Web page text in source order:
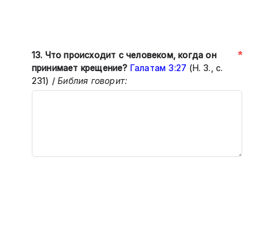
13. Что происходит с человеком, когда он
принимает крещение? Галатам 3:27 (Н. З., с.
231) /Библия говорит:
*